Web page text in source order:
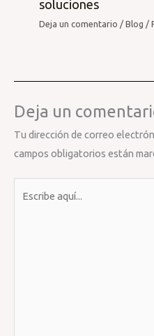
soluciones
Deja un comentario /Blog /
Deja un
Tu dirección de correo
campos obligatorios están